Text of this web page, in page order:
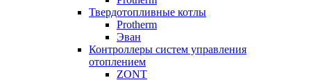
Твердотопливные котлы
Protherm
Эван
Контроллеры систем управления
отоплением
ZONT